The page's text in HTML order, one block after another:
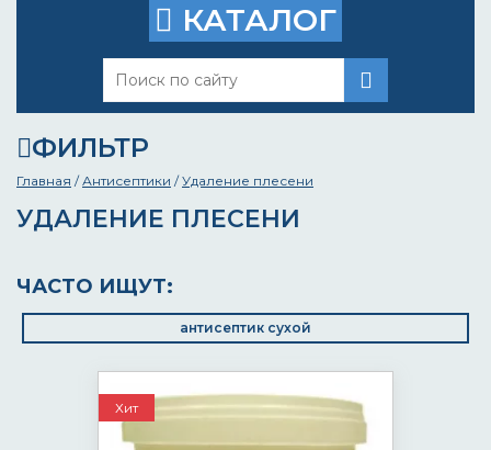
КАТАЛОГ
ФИЛЬТР
Главная /Антисептики /Удаление плесени
УДАЛЕНИЕ ПЛЕСЕНИ
ЧАСТО ИЩУТ:
антисептик сухой
Хит